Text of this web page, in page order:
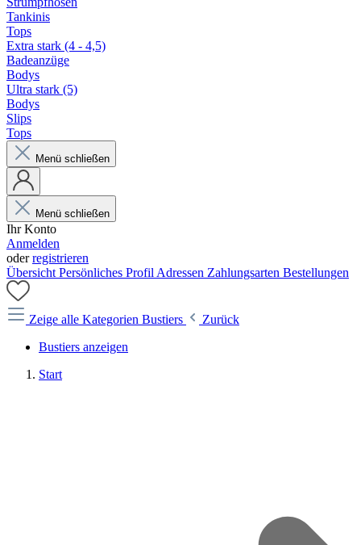
Tankinis
Tops
Extra stark (4 - 4,5)
Badeanzüge
Bodys
Ultra stark (5)
Bodys
Slips
Tops
Menü schließen
Menü schließen
Ihr Konto
Anmelden
oderregistrieren
Übersicht Persönliches Profil Adressen Zahlungsarten Bestellungen
Zeige alle Kategorien Bustiers
Zurück
Bustiers anzeigen
Start